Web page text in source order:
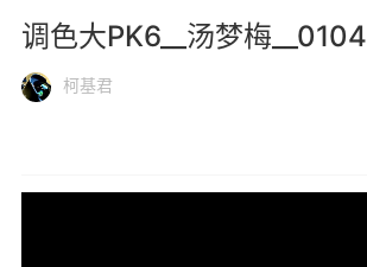
调色大PK6__汤梦梅__0104
柯基君